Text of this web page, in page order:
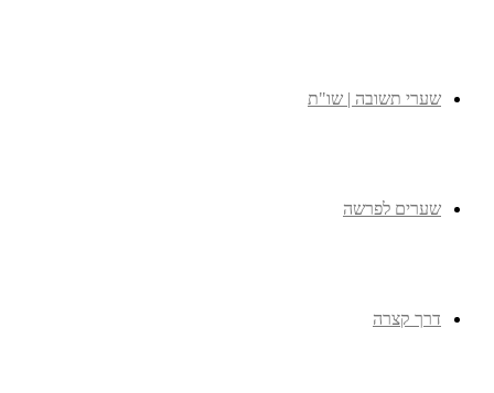
שערי תשובה | שו"ת
שערים לפרשה
דרך קצרה